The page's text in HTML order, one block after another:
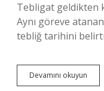
Tebligat geldikten
Aynı göreve
tebliğ tarihini
Devamını okuyun
Süresi